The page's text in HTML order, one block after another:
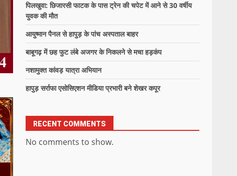
पिलखुवा: छिजारसी फाटक के पास ट्रेन की चपेट में आने से 30 वर्षीय
युवक की मौत
आयुष्मान पैनल से हापुड़ के पांच अस्पताल बाहर
बाबूगढ़ में छह फुट लंबे अजगर के निकलने से मचा हड़कंप
नशामुक्त कांवड़ यात्रा अभियान
हापुड़ सर्राफा एसोसिएशन मीडिया प्रभारी बने शेखर कपूर
RECENT COMMENTS
No comments to show.